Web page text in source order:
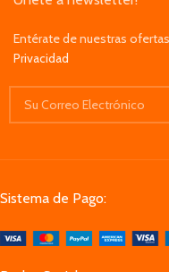
Entérate de nuestras
Privacidad
Sistema de Pago: